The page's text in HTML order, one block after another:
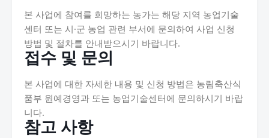
본 사업에 참여를 희망하는 농가는 해당 지역 농업기술
센터 또는 시·군 농업 관련 부서에 문의하여 사업 신청
방법 및 절차를 안내받으시기 바랍니다.
접수 및 문의
본 사업에 대한 자세한 내용 및 신청 방법은 농림축산식
품부 원예경영과 또는 농업기술센터에 문의하시기 바랍
니다.
참고 사항